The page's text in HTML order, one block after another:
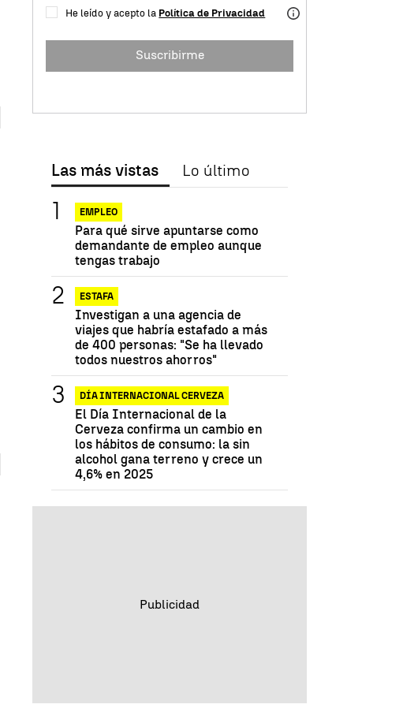
He leído y acepto la Política de Privacidad
Suscribirme
Las más vistas Lo último
EMPLEO
Para qué sirve apuntarse como
demandante de empleo aunque
tengas trabajo
ESTAFA
Investigan a una agencia de
viajes que habría estafado a más
de 400 personas: "Se ha llevado
todos nuestros ahorros"
DÍA INTERNACIONAL CERVEZA
El Día Internacional de la
Cerveza confirma un cambio en
los hábitos de consumo: la sin
alcohol gana terreno y crece un
4,6% en 2025